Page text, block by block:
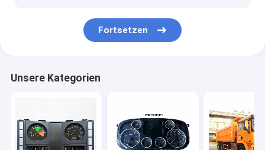
Teile für Kraftfahrzeuggetriebe
FOTON-LKW-Ersatzteile
Fortsetzen
Unsere Kategorien